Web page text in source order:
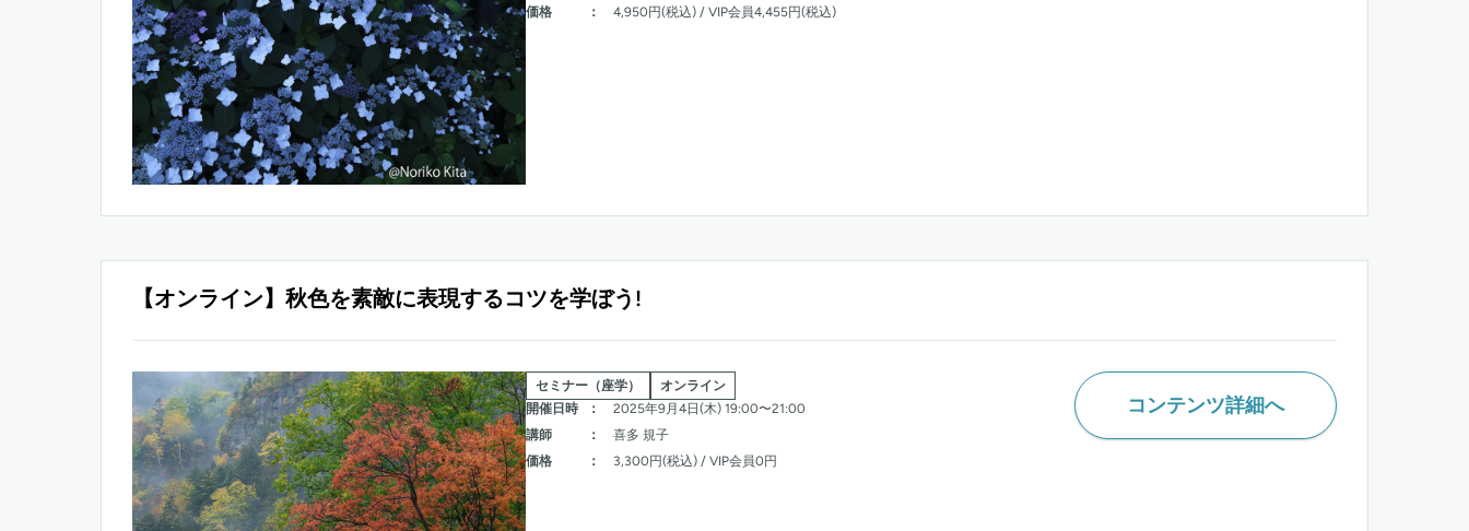
価格
： 4,950円(税込) / VIP会員4,455円(税込)
【オンライン】秋色を素敵に表現するコツを学ぼう!
セミナー（座学）
オンライン
開催日時
：
2025年9月4日(木) 19:00〜21:00
講師
：
喜多 規子
価格
： 3,300円(税込) / VIP会員0円
コンテンツ詳細へ